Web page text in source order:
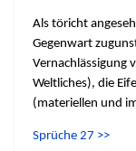
Als töricht
Gegenwart
Vernachlässigung
Weltliches), die
(materiellen und
Sprüche 27 >>